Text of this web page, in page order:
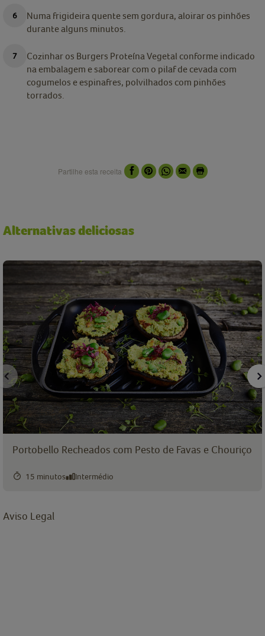
Numa frigideira quente sem gordura, aloirar os pinhões
durante alguns minutos.
Cozinhar os Burgers Proteína Vegetal conforme indicado
na embalagem e saborear com o pilaf de cevada com
cogumelos e espinafres, polvilhados com pinhões
torrados.
Partilhe esta receita
Alternativas deliciosas
Portobello Recheados com Pesto de Favas e Chouriço
15 minutos Intermédio
Aviso Legal